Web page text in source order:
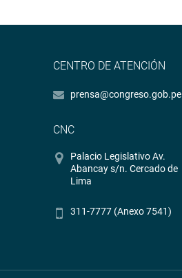
CENTRO DE ATENCIÓN
prensa@congreso.gob.pe
CNC
Palacio Legislativo Av.
Abancay s/n. Cercado de
Lima
311-7777 (Anexo 7541)